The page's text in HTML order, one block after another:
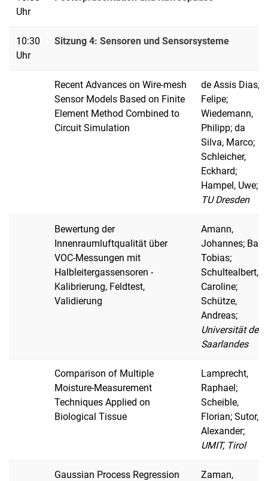
Uhr
10:30
Uhr
Sitzung 4: Sensoren und Sensorsysteme
Recent Advances on Wire-mesh
Sensor Models Based on Finite
Element Method Combined to
Circuit Simulation
de Assis Dias,
Felipe;
Wiedemann,
Philipp; da
Silva, Marco;
Schleicher,
Eckhard;
Hampel, Uwe;
TU Dresden
Bewertung der
Innenraumluftqualität über
VOC-Messungen mit
Halbleitergassensoren -
Kalibrierung, Feldtest,
Validierung
Amann,
Johannes; Baur,
Tobias;
Schultealbert,
Caroline;
Schütze,
Andreas;
Universität des
Saarlandes
Comparison of Multiple
Moisture-Measurement
Techniques Applied on
Biological Tissue
Lamprecht,
Raphael;
Scheible,
Florian; Sutor,
Alexander;
UMIT, Tirol
Gaussian Process Regression
Zaman,